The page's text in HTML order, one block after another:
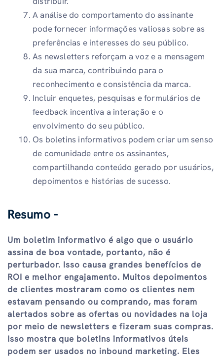
A análise do comportamento do assinante
pode fornecer informações valiosas sobre as
preferências e interesses do seu público.
As newsletters reforçam a voz e a mensagem
da sua marca, contribuindo para o
reconhecimento e consistência da marca.
Incluir enquetes, pesquisas e formulários de
feedback incentiva a interação e o
envolvimento do seu público.
Os boletins informativos podem criar um senso
de comunidade entre os assinantes,
compartilhando conteúdo gerado por usuários,
depoimentos e histórias de sucesso.
Resumo -
Um boletim informativo é algo que o usuário
assina de boa vontade, portanto, não é
perturbador. Isso causa grandes benefícios de
ROI e melhor engajamento. Muitos depoimentos
de clientes mostraram como os clientes nem
estavam pensando ou comprando, mas foram
alertados sobre as ofertas ou novidades na loja
por meio de newsletters e fizeram suas compras.
Isso mostra que boletins informativos úteis
podem ser usados ​​no inbound marketing. Eles